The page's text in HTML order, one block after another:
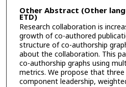
Other Abstract (Other
ETD)
Research collaboration is
growth of co-authored
structure of co-authorship
about the collaboration. This
co-authorship graphs using
metrics. We propose that
component leadership,